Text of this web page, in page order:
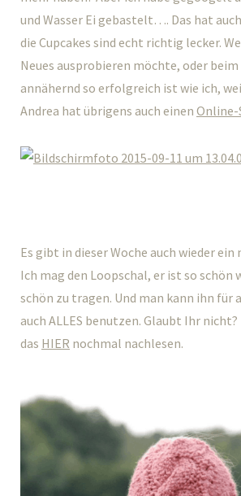
und Wasser Ei gebastelt…. Das hat
die Cupcakes sind echt richtig lecker.
Neues ausprobieren möchte, oder beim
annähernd so erfolgreich ist wie ich,
Andrea hat übrigens auch einen Online-
Es gibt in dieser Woche auch wieder ein
Ich mag den Loopschal, er ist so schön
schön zu tragen. Und man kann ihn für
auch ALLES benutzen. Glaubt Ihr
das HIER nochmal nachlesen.